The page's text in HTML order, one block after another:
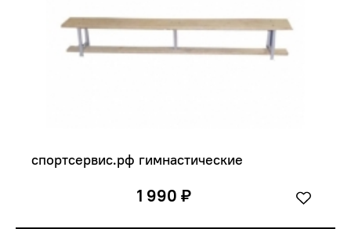
спортсервис.рф гимнастические
1 990 ₽